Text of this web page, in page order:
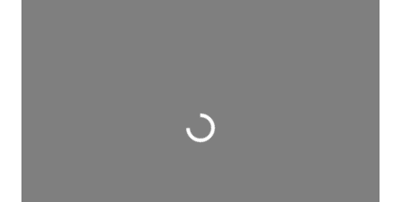
Wird geladen …